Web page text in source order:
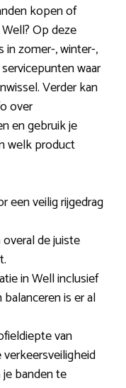
kopen of
Op deze
in zomer-, winter-,
waar
Verder kan
over
en gebruik je
welk product
een veilig rijgedrag
de juiste
in Well inclusief
is er al
van
verkeersveiligheid
banden te